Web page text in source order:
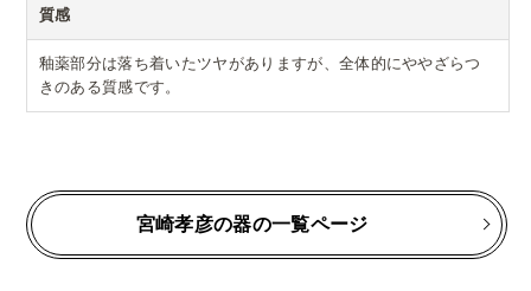
質感
釉薬部分は落ち着いたツヤがありますが、全体的にややざらつ
きのある質感です。
宮崎孝彦の器の一覧ページ